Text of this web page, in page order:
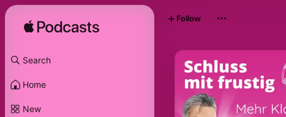
Search
Home
New
Follow